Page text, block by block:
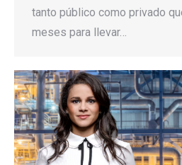
tanto público como privado
meses para llevar…